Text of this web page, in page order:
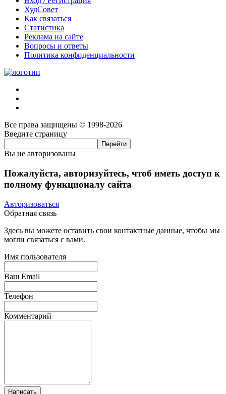
ХудСовет
Как связаться
Статистика
Реклама на сайте
Вопросы и ответы
Политика конфиденциальности
Все права защищены © 1998-2026
Введите страницу
Вы не авторизованы
Пожалуйста, авторизуйтесь, чтоб иметь доступ к
полному функционалу сайта
Авторизоваться
Обратная связь
Здесь вы можете оставить свои контактные данные, чтобы мы
могли связаться с вами.
Имя пользователя
Ваш Email
Телефон
Комментарий
Написать